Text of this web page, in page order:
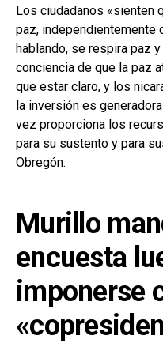
Los ciudadanos «sienten
paz,
hablando, se respira paz
conciencia de que la paz
que estar claro, y los
la inversión es
vez proporciona los
para su sustento y para
Obregón.
Murillo
encuesta
imponerse